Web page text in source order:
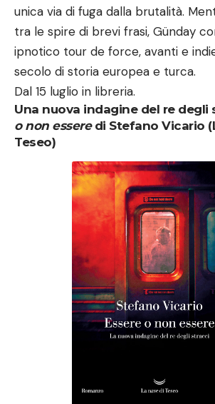
unica via di fuga dalla brutalità.
tra le spire di brevi frasi, Günday
ipnotico tour de force, avanti e
secolo di storia europea e turca.
Dal 15 luglio in libreria.
Una nuova indagine del re degli
o non essere di Stefano Vicario
Teseo)